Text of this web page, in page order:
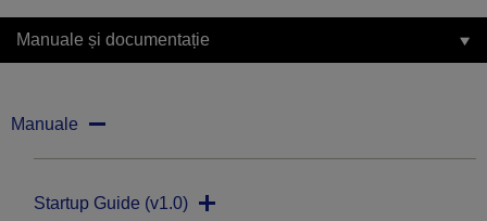
Manuale și documentație
Manuale
Startup Guide (v1.0)